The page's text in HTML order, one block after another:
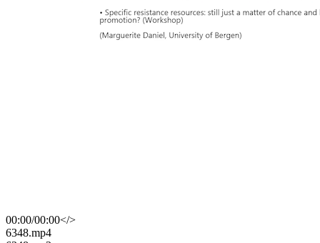
00:00/00:00</>
​6348.mp4